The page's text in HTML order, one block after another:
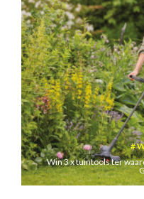
Win 3 x tuintools ter